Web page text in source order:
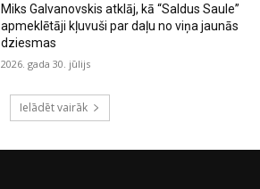
Miks Galvanovskis atklāj, kā “Saldus Saule”
apmeklētāji kļuvuši par daļu no viņa jaunās
dziesmas
2026. gada 30. jūlijs
Ielādēt vairāk